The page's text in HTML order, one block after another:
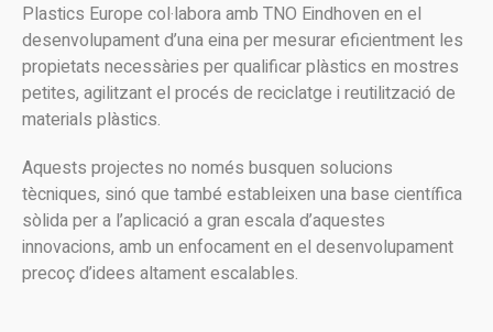
Plastics Europe col·labora amb TNO Eindhoven en el
desenvolupament d’una eina per mesurar eficientment les
propietats necessàries per qualificar plàstics en mostres
petites, agilitzant el procés de reciclatge i reutilització de
materials plàstics.
Aquests projectes no només busquen solucions
tècniques, sinó que també estableixen una base científica
sòlida per a l’aplicació a gran escala d’aquestes
innovacions, amb un enfocament en el desenvolupament
precoç d’idees altament escalables.